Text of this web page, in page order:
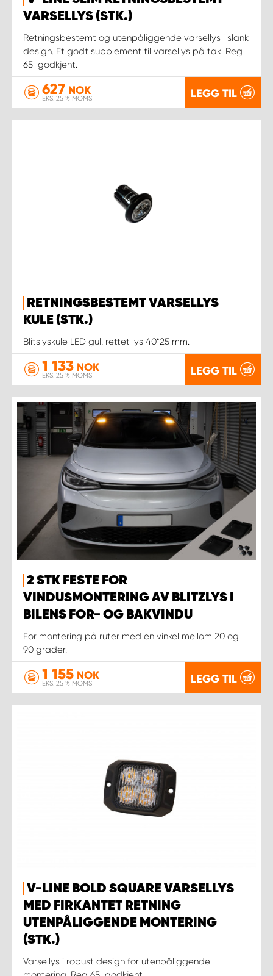
VARSELLYS (STK.)
Retningsbestemt og utenpåliggende varsellys i slank
design. Et godt supplement til varsellys på tak. Reg
65-godkjent.
627 NOK
EKS. 25 % MOMS LEGG TIL
RETNINGSBESTEMT VARSELLYS
KULE (STK.)
Blitslyskule LED gul, rettet lys 40*25 mm.
1 133 NOK
EKS. 25 % MOMS LEGG TIL
2 STK FESTE FOR
VINDUSMONTERING AV BLITZLYS I
BILENS FOR- OG BAKVINDU
For montering på ruter med en vinkel mellom 20 og
90 grader.
1 155 NOK
EKS. 25 % MOMS LEGG TIL
V-LINE BOLD SQUARE VARSELLYS
MED FIRKANTET RETNING
UTENPÅLIGGENDE MONTERING
(STK.)
Varsellys i robust design for utenpåliggende